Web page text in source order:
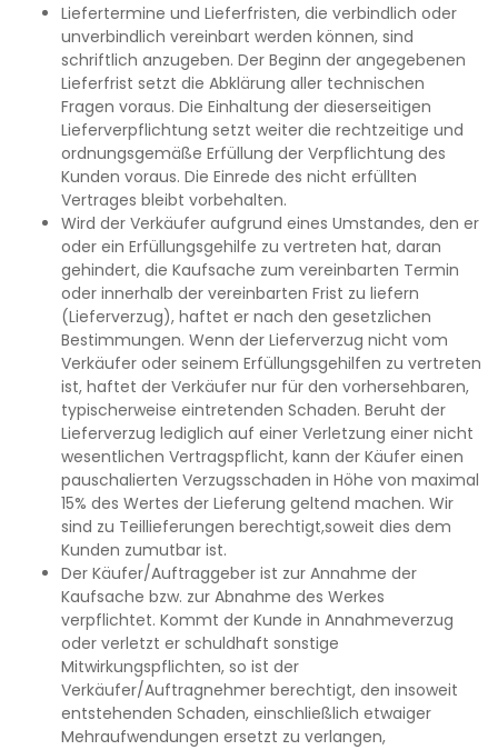
Liefertermine und Lieferfristen, die verbindlich oder
unverbindlich vereinbart werden können, sind
schriftlich anzugeben. Der Beginn der angegebenen
Lieferfrist setzt die Abklärung aller technischen
Fragen voraus. Die Einhaltung der dieserseitigen
Lieferverpflichtung setzt weiter die rechtzeitige und
ordnungsgemäße Erfüllung der Verpflichtung des
Kunden voraus. Die Einrede des nicht erfüllten
Vertrages bleibt vorbehalten.
Wird der Verkäufer aufgrund eines Umstandes, den er
oder ein Erfüllungsgehilfe zu vertreten hat, daran
gehindert, die Kaufsache zum vereinbarten Termin
oder innerhalb der vereinbarten Frist zu liefern
(Lieferverzug), haftet er nach den gesetzlichen
Bestimmungen. Wenn der Lieferverzug nicht vom
Verkäufer oder seinem Erfüllungsgehilfen zu vertreten
ist, haftet der Verkäufer nur für den vorhersehbaren,
typischerweise eintretenden Schaden. Beruht der
Lieferverzug lediglich auf einer Verletzung einer nicht
wesentlichen Vertragspflicht, kann der Käufer einen
pauschalierten Verzugsschaden in Höhe von maximal
15% des Wertes der Lieferung geltend machen. Wir
sind zu Teillieferungen berechtigt,soweit dies dem
Kunden zumutbar ist.
Der Käufer/Auftraggeber ist zur Annahme der
Kaufsache bzw. zur Abnahme des Werkes
verpflichtet. Kommt der Kunde in Annahmeverzug
oder verletzt er schuldhaft sonstige
Mitwirkungspflichten, so ist der
Verkäufer/Auftragnehmer berechtigt, den insoweit
entstehenden Schaden, einschließlich etwaiger
Mehraufwendungen ersetzt zu verlangen,